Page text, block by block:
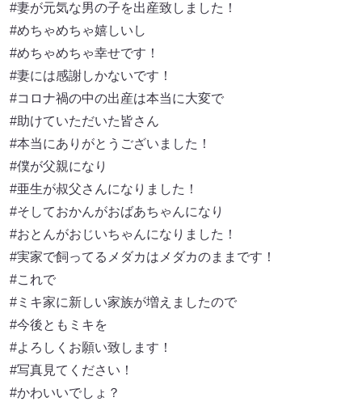
#妻が元気な男の子を出産致しました！
#めちゃめちゃ嬉しいし
#めちゃめちゃ幸せです！
#妻には感謝しかないです！
#コロナ禍の中の出産は本当に大変で
#助けていただいた皆さん
#本当にありがとうございました！
#僕が父親になり
#亜生が叔父さんになりました！
#そしておかんがおばあちゃんになり
#おとんがおじいちゃんになりました！
#実家で飼ってるメダカはメダカのままです！
#これで
#ミキ家に新しい家族が増えましたので
#今後ともミキを
#よろしくお願い致します！
#写真見てください！
#かわいいでしょ？